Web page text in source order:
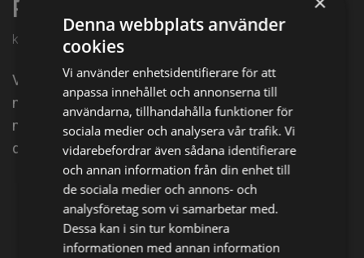
Petronix
kl. 13:15 på Barnkanalen
Varhelst skurkar försöker stjäla åt sig ett djur
någonstans i världen finns våra fyra superhjältar
med högteknologiska hjälpredor där för att rädda
dem!
Facebook X E-postadress
Denna webbplats använder
cookies
Vi använder enhetsidentifierare för att
anpassa innehållet och annonserna till
användarna, tillhandahålla funktioner för
sociala medier och analysera vår trafik. Vi
vidarebefordrar även sådana identifierare
och annan information från din enhet till
de sociala medier och annons- och
analysföretag som vi samarbetar med.
Dessa kan i sin tur kombinera
informationen med annan information